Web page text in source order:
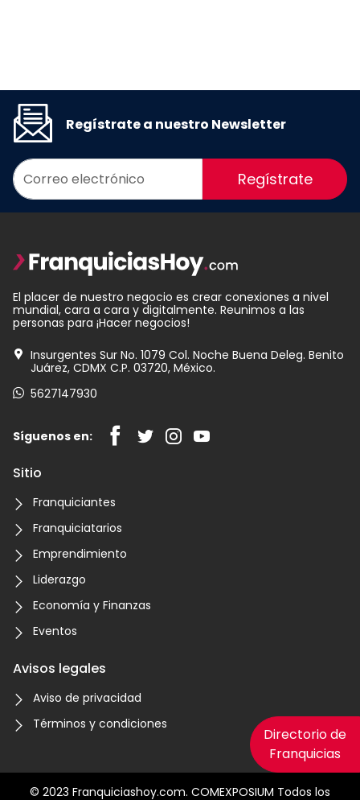
Directorio de
Franquicias
Regístrate a nuestro Newsletter
Regístrate
El placer de nuestro negocio es crear conexiones a nivel
mundial, cara a cara y digitalmente. Reunimos a las
personas para ¡Hacer negocios!
Insurgentes Sur No. 1079 Col. Noche Buena Deleg. Benito
Juárez, CDMX C.P. 03720, México.
5627147930
Síguenos en:
Sitio
Franquiciantes
Franquiciatarios
Emprendimiento
Liderazgo
Economía y Finanzas
Eventos
Avisos legales
Aviso de privacidad
Términos y condiciones
© 2023 Franquiciashoy.com. COMEXPOSIUM Todos los